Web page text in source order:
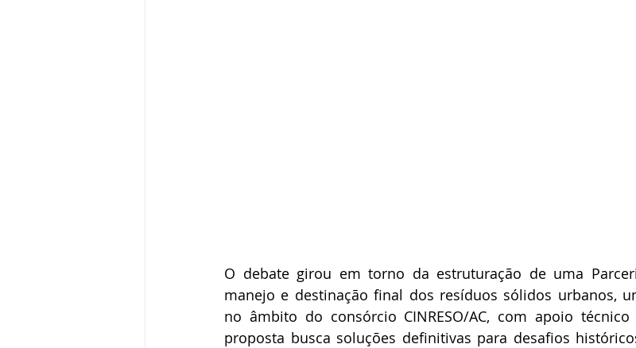
O debate girou em torno da estruturação de uma
manejo e destinação final dos resíduos sólidos urbanos,
no âmbito do consórcio CINRESO/AC, com apoio
proposta busca soluções definitivas para desafios